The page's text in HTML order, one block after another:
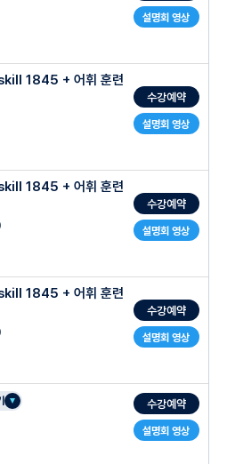
설명회 영상
설명회 영상
1845 + 어휘 훈련
수강예약
설명회 영상
1845 + 어휘 훈련
수강예약
설명회 영상
1845 + 어휘 훈련
수강예약
설명회 영상
수강예약